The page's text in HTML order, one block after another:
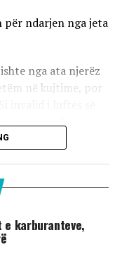
për ndarjen nga jeta
nga ata njerëz
në kujtime, por
dinjitetin e një
në të cilat
për sakrificën që
e karburanteve,